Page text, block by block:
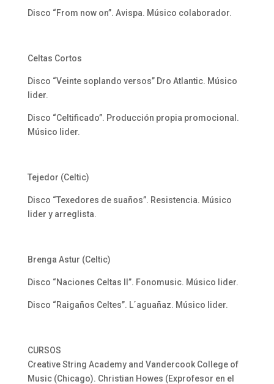
Disco “From now on”. Avispa. Músico colaborador.
Celtas Cortos
Disco “Veinte soplando versos” Dro Atlantic. Músico
lider.
Disco “Celtificado”. Producción propia promocional.
Músico lider.
Tejedor (Celtic)
Disco “Texedores de suaños”. Resistencia. Músico
lider y arreglista.
Brenga Astur (Celtic)
Disco “Naciones Celtas II”. Fonomusic. Músico lider.
Disco “Raigaños Celtes”. L´aguañaz. Músico lider.
CURSOS
Creative String Academy and Vandercook College of
Music (Chicago). Christian Howes (Exprofesor en el